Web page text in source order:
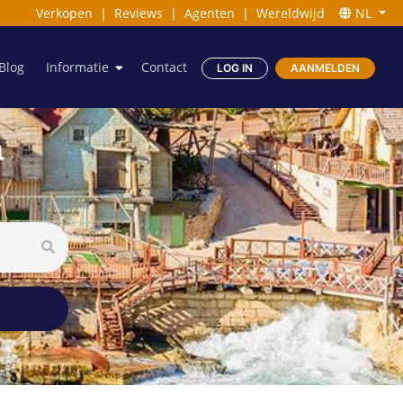
Verkopen | Reviews | Agenten | Wereldwijd NL
Blog Informatie Contact LOG IN AANMELDEN